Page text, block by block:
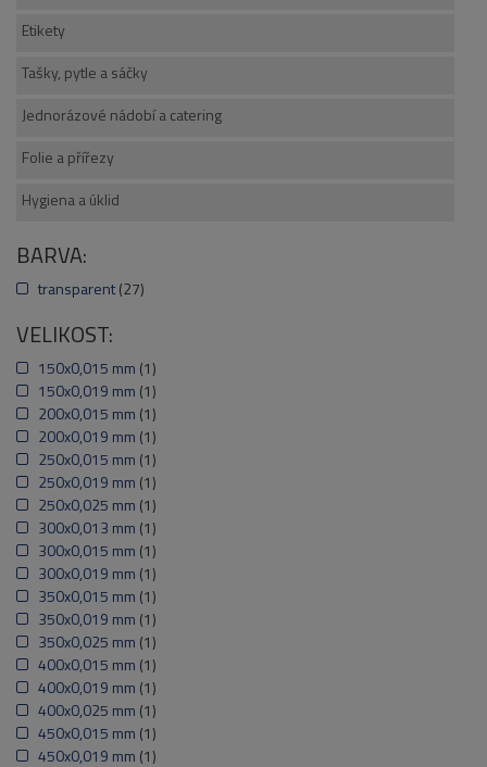
Etikety
Tašky, pytle a sáčky
Jednorázové nádobí a catering
Folie a přířezy
Hygiena a úklid
BARVA:
transparent (27)
VELIKOST:
150x0,015 mm (1)
150x0,019 mm (1)
200x0,015 mm (1)
200x0,019 mm (1)
250x0,015 mm (1)
250x0,019 mm (1)
250x0,025 mm (1)
300x0,013 mm (1)
300x0,015 mm (1)
300x0,019 mm (1)
350x0,015 mm (1)
350x0,019 mm (1)
350x0,025 mm (1)
400x0,015 mm (1)
400x0,019 mm (1)
400x0,025 mm (1)
450x0,015 mm (1)
450x0,019 mm (1)